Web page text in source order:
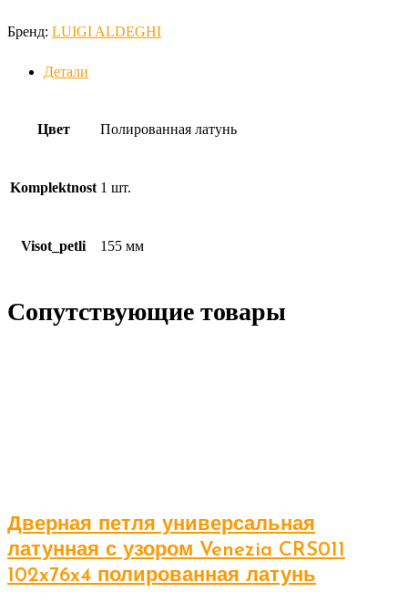
Бренд: LUIGI ALDEGHI
Детали
Цвет Полированная латунь
Komplektnost 1 шт.
Visot_petli 155 мм
Сопутствующие товары
Дверная петля универсальная
латунная с узором Venezia CRS011
102x76x4 полированная латунь